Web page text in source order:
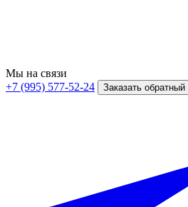
Мы на связи
+7 (995) 577-52-24
Заказать обратный